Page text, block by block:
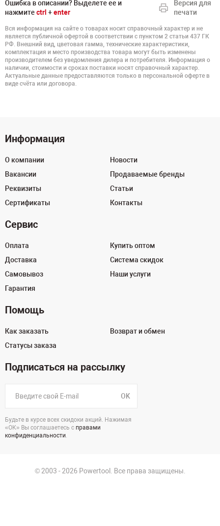
Ошибка в описании? Выделете ее и
нажмите ctrl +enter
Версия для
печати
Вся информация на сайте о товарах носит справочный характер и не
является публичной офертой в соответствии с пунктом 2 статьи 437 ГК
РФ. Внешний вид, цветовая гамма, технические характеристики,
комплектация и место производства товара могут быть изменены
производителем без уведомления дилера и потребителя. Информация о
наличии, стоимости и сроках поставки носят справочный характер.
Актуальные данные предоставляются только в персональной оферте в
виде счёта или договора.
Информация
О компании
Вакансии
Реквизиты
Сертификаты
Новости
Продаваемые бренды
Статьи
Контакты
Сервис
Оплата
Доставка
Самовывоз
Гарантия
Купить оптом
Система скидок
Наши услуги
Помощь
Как заказать
Статусы заказа
Возврат и обмен
Подписаться на рассылку
OK
Будьте в курсе всех скидоки акций. Нажимая
«ОК» Вы соглашаетесь с правами
конфиденциальности.
© 2003 - 2026 Powertool. Все права защищены.